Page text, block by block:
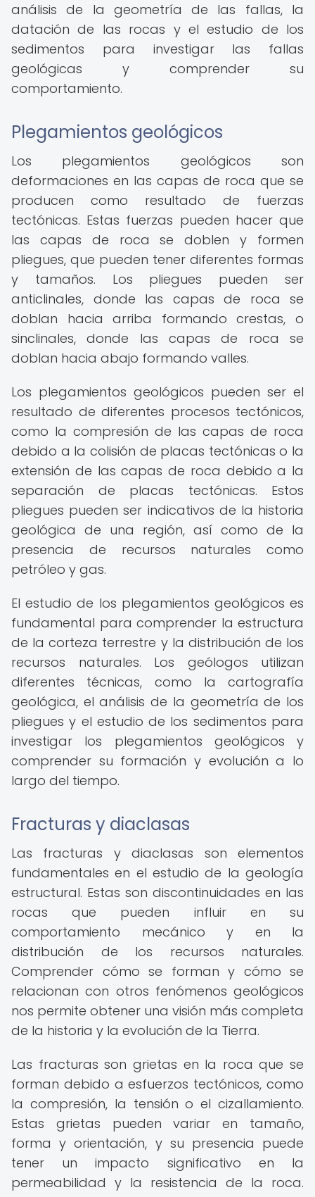
análisis de la geometría de las fallas, la
datación de las rocas y el estudio de los
sedimentos para investigar las fallas
geológicas y comprender su
comportamiento.
Plegamientos geológicos
Los plegamientos geológicos son
deformaciones en las capas de roca que se
producen como resultado de fuerzas
tectónicas. Estas fuerzas pueden hacer que
las capas de roca se doblen y formen
pliegues, que pueden tener diferentes formas
y tamaños. Los pliegues pueden ser
anticlinales, donde las capas de roca se
doblan hacia arriba formando crestas, o
sinclinales, donde las capas de roca se
doblan hacia abajo formando valles.
Los plegamientos geológicos pueden ser el
resultado de diferentes procesos tectónicos,
como la compresión de las capas de roca
debido a la colisión de placas tectónicas o la
extensión de las capas de roca debido a la
separación de placas tectónicas. Estos
pliegues pueden ser indicativos de la historia
geológica de una región, así como de la
presencia de recursos naturales como
petróleo y gas.
El estudio de los plegamientos geológicos es
fundamental para comprender la estructura
de la corteza terrestre y la distribución de los
recursos naturales. Los geólogos utilizan
diferentes técnicas, como la cartografía
geológica, el análisis de la geometría de los
pliegues y el estudio de los sedimentos para
investigar los plegamientos geológicos y
comprender su formación y evolución a lo
largo del tiempo.
Fracturas y diaclasas
Las fracturas y diaclasas son elementos
fundamentales en el estudio de la geología
estructural. Estas son discontinuidades en las
rocas que pueden influir en su
comportamiento mecánico y en la
distribución de los recursos naturales.
Comprender cómo se forman y cómo se
relacionan con otros fenómenos geológicos
nos permite obtener una visión más completa
de la historia y la evolución de la Tierra.
Las fracturas son grietas en la roca que se
forman debido a esfuerzos tectónicos, como
la compresión, la tensión o el cizallamiento.
Estas grietas pueden variar en tamaño,
forma y orientación, y su presencia puede
tener un impacto significativo en la
permeabilidad y la resistencia de la roca.